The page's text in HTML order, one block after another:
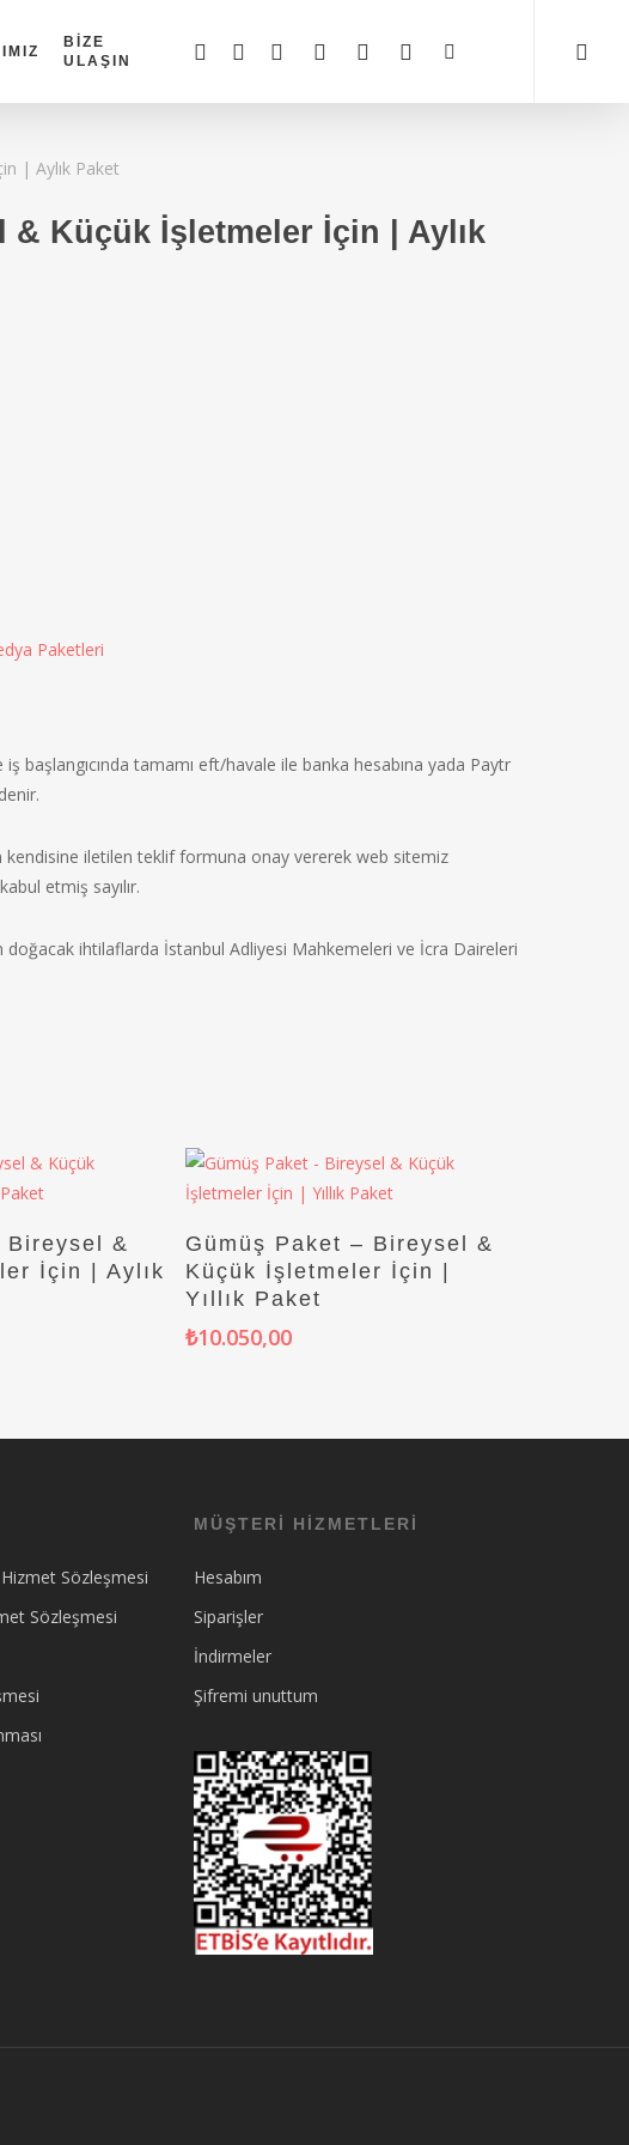
BİZE
ULAŞIN
x-
facebooklinkedingoogle-instagramwhatsapp
tiktok
| Aylık Paket
& Küçük İşletmeler İçin | Aylık
Paketleri
başlangıcında tamamı eft/havale ile banka hesabına yada Paytr
kendisine iletilen teklif formuna onay vererek web sitemiz
etmiş sayılır.
ihtilaflarda İstanbul Adliyesi Mahkemeleri ve İcra Daireleri
Ekle
Bireysel &
İçin | Aylık
Sepete Ekle
Gümüş Paket – Bireysel &
Küçük İşletmeler İçin |
Yıllık Paket
₺10.050,00
Sözleşmesi
Sözleşmesi
MÜŞTERİ HİZMETLERİ
Hesabım
Siparişler
İndirmeler
Şifremi unuttum